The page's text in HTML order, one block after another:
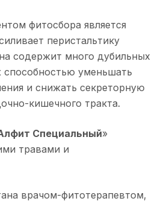
фитосбора является
перистальтику
содержит много дубильных
способностью уменьшать
и снижать секреторную
кишечного тракта.
Специальный»
травами и
врачом-фитотерапевтом,